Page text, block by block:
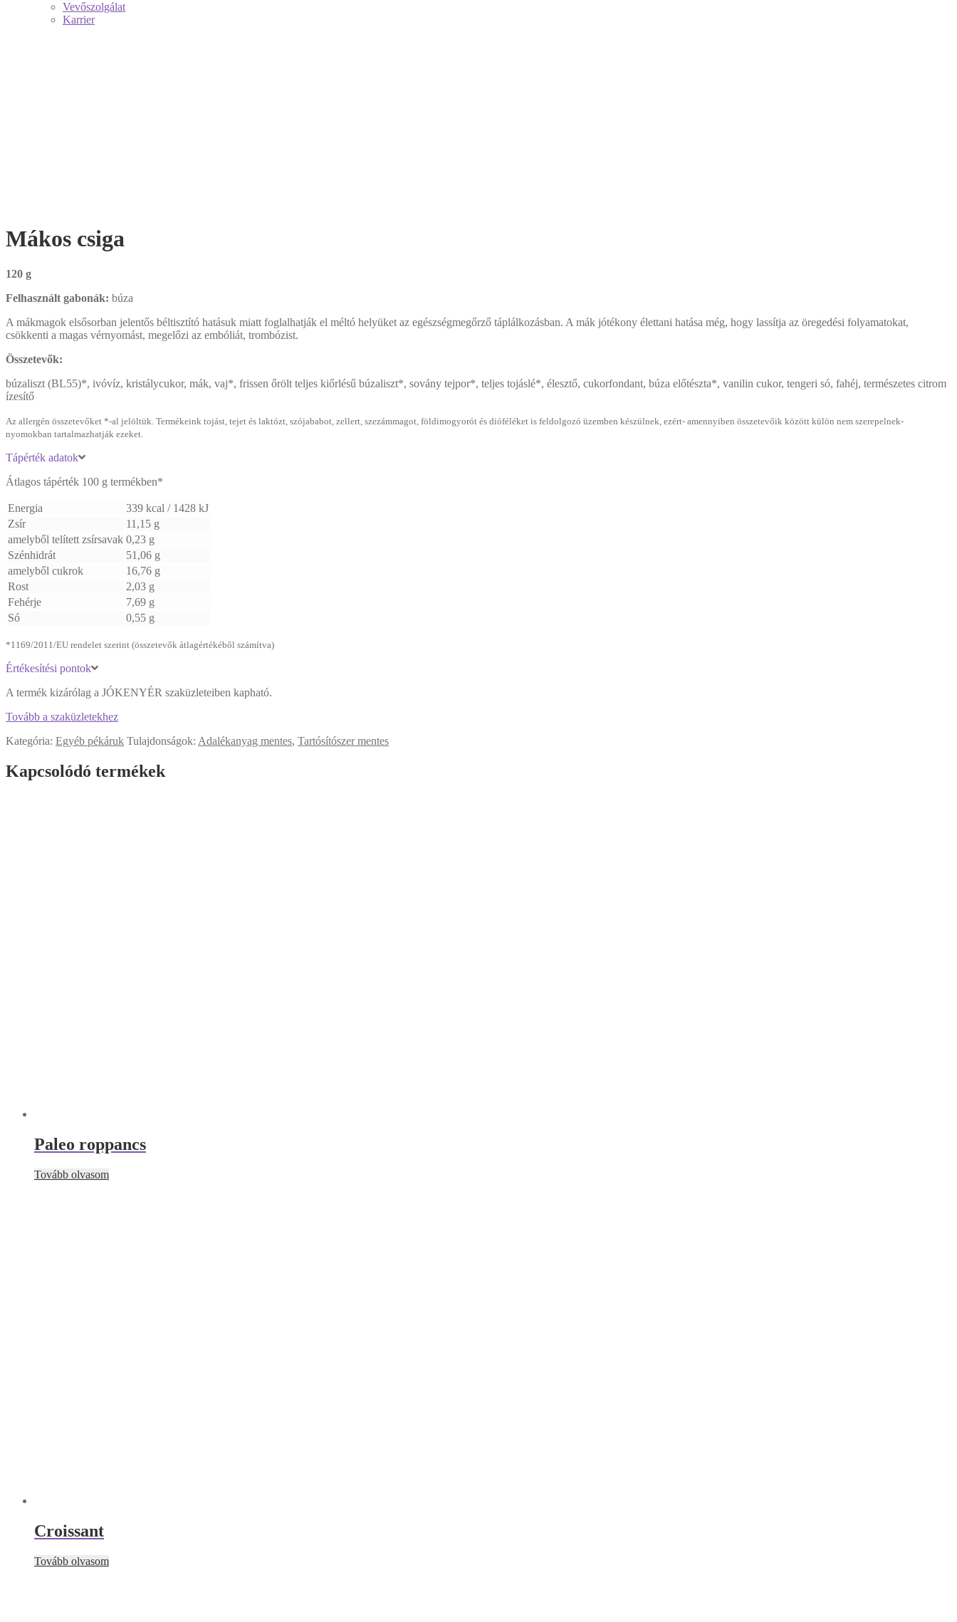
Vevőszolgálat
Karrier
Mákos csiga
120 g
Felhasznált gabonák: búza
A mákmagok elsősorban jelentős béltisztító hatásuk miatt foglalhatják el méltó helyüket az egészségmegőrző táplálkozásban. A mák jótékony élettani hatása még, hogy lassítja az öregedési folyamatokat,
csökkenti a magas vérnyomást, megelőzi az embóliát, trombózist.
Összetevők:
búzaliszt (BL55)*, ivóvíz, kristálycukor, mák, vaj*, frissen őrölt teljes kiőrlésű búzaliszt*, sovány tejpor*, teljes tojáslé*, élesztő, cukorfondant, búza előtészta*, vanilin cukor, tengeri só, fahéj, természetes citrom
ízesítő
Az allergén összetevőket *-al jelöltük. Termékeink tojást, tejet és laktózt, szójababot, zellert, szezámmagot, földimogyorót és dióféléket is feldolgozó üzemben készülnek, ezért- amennyiben összetevőik között külön nem szerepelnek-
nyomokban tartalmazhatják ezeket.
Tápérték adatok
Átlagos tápérték 100 g termékben*
Energia
339 kcal / 1428 kJ
Zsír
11,15 g
amelyből telített zsírsavak 0,23 g
Szénhidrát
51,06 g
amelyből cukrok
16,76 g
Rost
2,03 g
Fehérje
7,69 g
Só
0,55 g
*1169/2011/EU rendelet szerint (összetevők átlagértékéből számítva)
Értékesítési pontok
A termék kizárólag a JÓKENYÉR szaküzleteiben kapható.
Tovább a szaküzletekhez
Kategória: Egyéb pékáruk Tulajdonságok: Adalékanyag mentes, Tartósítószer mentes
Kapcsolódó termékek
Paleo roppancs
Tovább olvasom
Croissant
Tovább olvasom